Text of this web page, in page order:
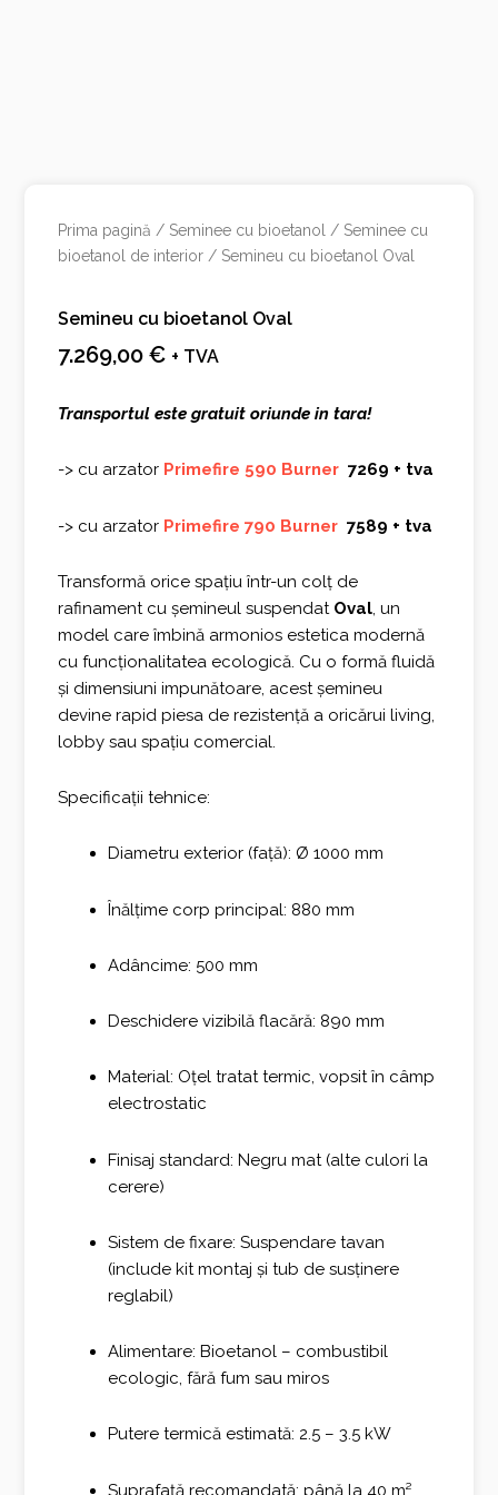
Prima pagină / Seminee cu bioetanol / Seminee cu
bioetanol de interior / Semineu cu bioetanol Oval
Semineu cu bioetanol Oval
7.269,00€ + TVA
Transportul este gratuit oriunde in tara!
-> cu arzator Primefire 590 Burner7269 + tva
-> cu arzator Primefire 790 Burner7589 + tva
Transformă orice spațiu într-un colț de
rafinament cu șemineul suspendat Oval, un
model care îmbină armonios estetica modernă
cu funcționalitatea ecologică. Cu o formă fluidă
și dimensiuni impunătoare, acest șemineu
devine rapid piesa de rezistență a oricărui living,
lobby sau spațiu comercial.
Specificații tehnice:
Diametru exterior (față): Ø 1000 mm
Înălțime corp principal: 880 mm
Adâncime: 500 mm
Deschidere vizibilă flacără: 890 mm
Material: Oțel tratat termic, vopsit în câmp
electrostatic
Finisaj standard: Negru mat (alte culori la
cerere)
Sistem de fixare: Suspendare tavan
(include kit montaj și tub de susținere
reglabil)
Alimentare: Bioetanol – combustibil
ecologic, fără fum sau miros
Putere termică estimată: 2.5 – 3.5 kW
Suprafață recomandată: până la 40 m²